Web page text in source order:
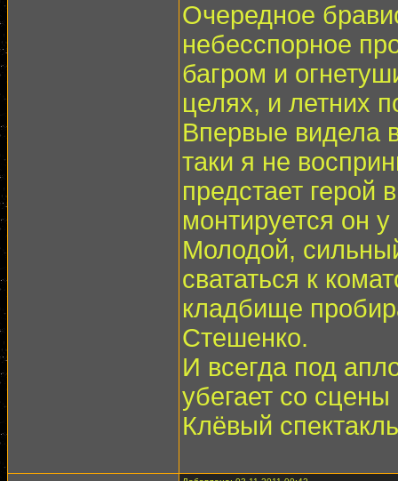
Очередное
небесспорное
багром и
целях, и летних
Впервые видела
таки я не
предстает герой
монтируется он
Молодой,
свататься к
кладбище
Стешенко.
И всегда под
убегает со
Клёвый